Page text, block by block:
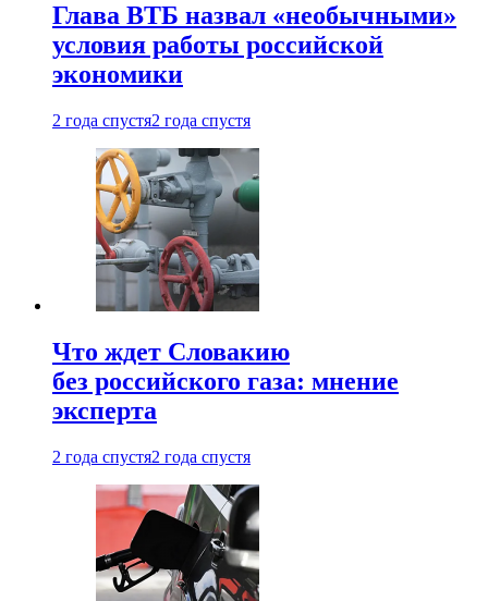
Глава ВТБ назвал «необычными»
условия работы российской
экономики
2 года спустя2 года спустя
Что ждет Словакию
без российского газа: мнение
эксперта
2 года спустя2 года спустя